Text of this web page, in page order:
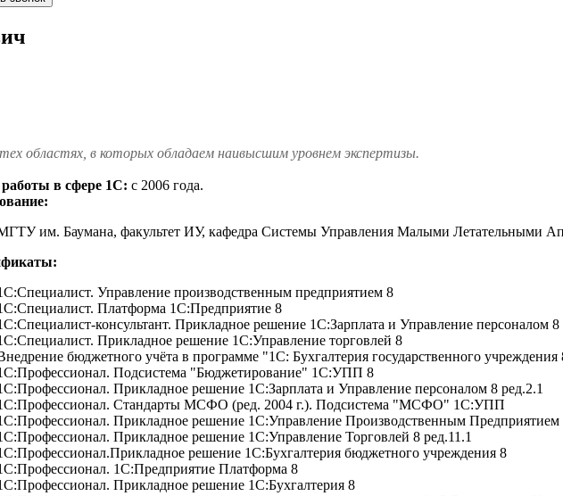
областях, в которых обладаем наивысшим уровнем экспертизы.
в сфере 1С: с 2006 года.
им. Баумана, факультет ИУ, кафедра Системы Управления Малыми Летательными
Управление производственным предприятием 8
Платформа 1С:Предприятие 8
консультант. Прикладное решение 1С:Зарплата и Управление персоналом 8
Прикладное решение 1С:Управление торговлей 8
бюджетного учёта в программе "1С: Бухгалтерия государственного учреждения
Подсистема "Бюджетирование" 1С:УПП 8
Прикладное решение 1С:Зарплата и Управление персоналом 8 ред.2.1
Стандарты МСФО (ред. 2004 г.). Подсистема "МСФО" 1С:УПП
Прикладное решение 1С:Управление Производственным Предприятием
Прикладное решение 1С:Управление Торговлей 8 ред.11.1
решение 1С:Бухгалтерия бюджетного учреждения 8
1С:Предприятие Платформа 8
Прикладное решение 1С:Бухгалтерия 8